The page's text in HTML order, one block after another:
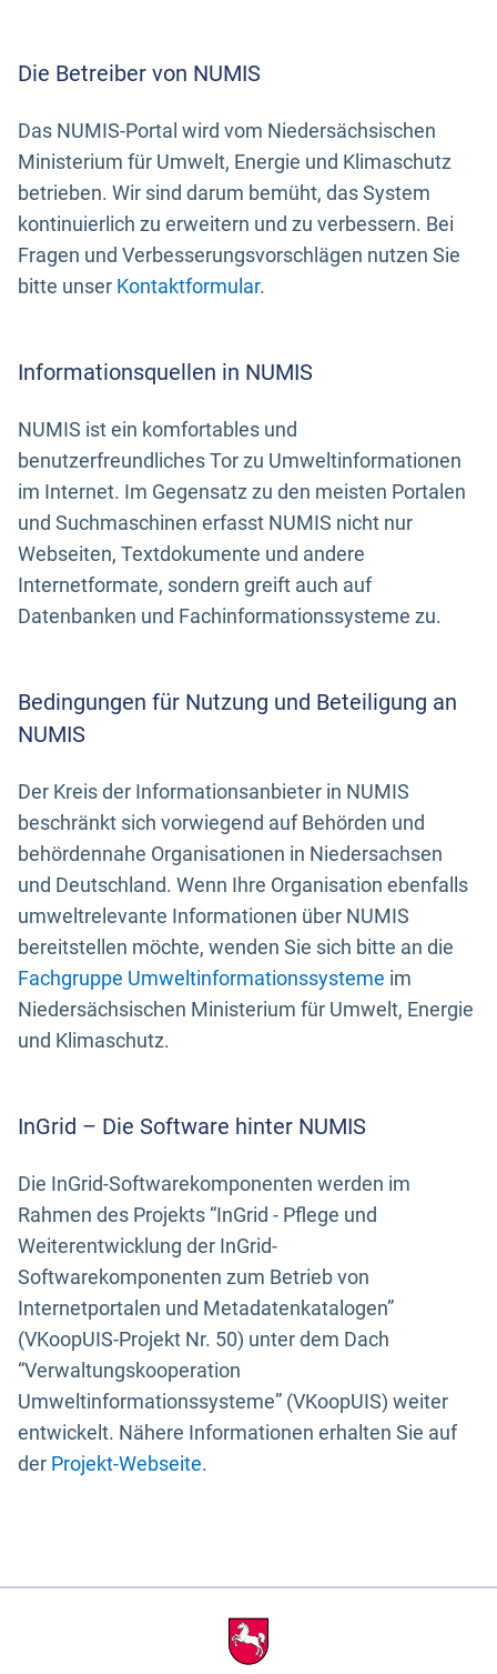
Die Betreiber von NUMIS
Das NUMIS-Portal wird vom Niedersächsischen
Ministerium für Umwelt, Energie und Klimaschutz
betrieben. Wir sind darum bemüht, das System
kontinuierlich zu erweitern und zu verbessern. Bei
Fragen und Verbesserungsvorschlägen nutzen Sie
bitte unser Kontaktformular.
Informationsquellen in NUMIS
NUMIS ist ein komfortables und
benutzerfreundliches Tor zu Umweltinformationen
im Internet. Im Gegensatz zu den meisten Portalen
und Suchmaschinen erfasst NUMIS nicht nur
Webseiten, Textdokumente und andere
Internetformate, sondern greift auch auf
Datenbanken und Fachinformationssysteme zu.
Bedingungen für Nutzung und Beteiligung an
NUMIS
Der Kreis der Informationsanbieter in NUMIS
beschränkt sich vorwiegend auf Behörden und
behördennahe Organisationen in Niedersachsen
und Deutschland. Wenn Ihre Organisation ebenfalls
umweltrelevante Informationen über NUMIS
bereitstellen möchte, wenden Sie sich bitte an die
Fachgruppe Umweltinformationssysteme im
Niedersächsischen Ministerium für Umwelt, Energie
und Klimaschutz.
InGrid – Die Software hinter NUMIS
Die InGrid-Softwarekomponenten werden im
Rahmen des Projekts “InGrid - Pflege und
Weiterentwicklung der InGrid-
Softwarekomponenten zum Betrieb von
Internetportalen und Metadatenkatalogen”
(VKoopUIS-Projekt Nr. 50) unter dem Dach
“Verwaltungskooperation
Umweltinformationssysteme” (VKoopUIS) weiter
entwickelt. Nähere Informationen erhalten Sie auf
der Projekt-Webseite.